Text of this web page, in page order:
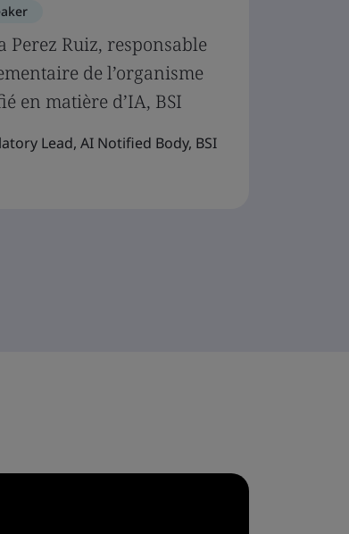
Perez Ruiz, responsable
de l’organisme
en matière d’IA, BSI
Lead, AI Notified Body, BSI